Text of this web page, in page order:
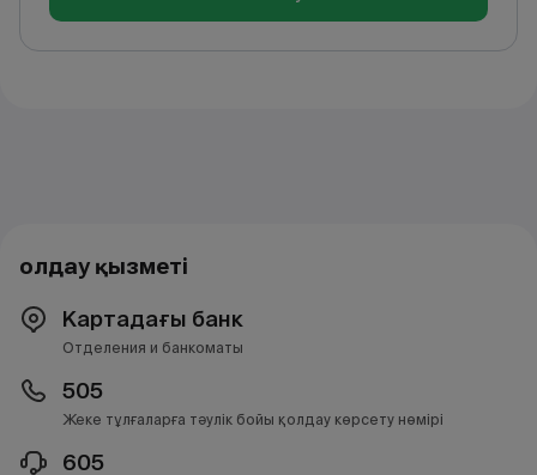
Қолдау қызметі
Картадағы банк
Отделения и банкоматы
505
Жеке тұлғаларға тәулік бойы қолдау көрсету нөмірі
605